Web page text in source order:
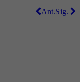
Sig.
Ant.